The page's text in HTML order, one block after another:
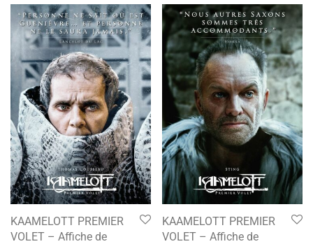
KAAMELOTT PREMIER
VOLET – Affiche de
KAAMELOTT PREMIER
VOLET – Affiche de